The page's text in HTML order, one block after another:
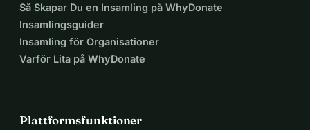
Så Skapar Du en Insamling på WhyDonate
Insamlingsguider
Insamling för Organisationer
Varför Lita på WhyDonate
Plattformsfunktioner